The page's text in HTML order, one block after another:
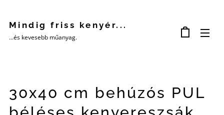
Mindig friss kenyér...
...és kevesebb műanyag.
30x40 cm behúzós PUL